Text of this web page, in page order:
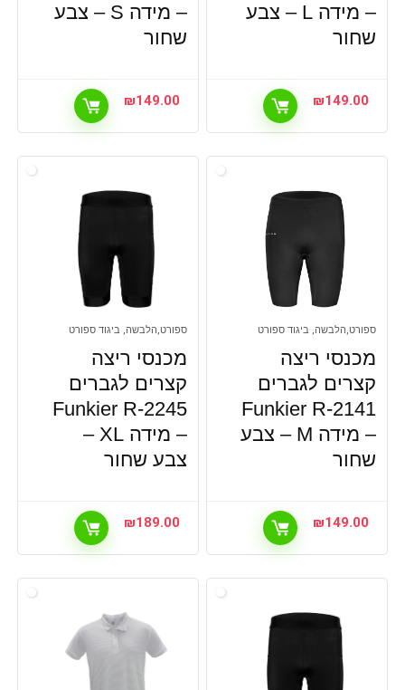
– מידה L – צבע
שחור
₪149.00
– מידה S – צבע
שחור
₪149.00
ספורט,הלבשה, ביגוד ספורט
מכנסי ריצה
קצרים לגברים
Funkier R-2141
– מידה M – צבע
שחור
₪149.00
ספורט,הלבשה, ביגוד ספורט
מכנסי ריצה
קצרים לגברים
Funkier R-2245
– מידה XL –
צבע שחור
₪189.00